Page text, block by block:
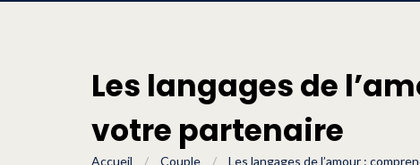
Les langages de
votre partenaire
Accueil / Couple / Les langages de l’amour :